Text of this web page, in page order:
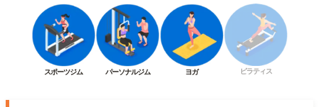
スポーツジム パーソナルジム ヨガ ピラティス